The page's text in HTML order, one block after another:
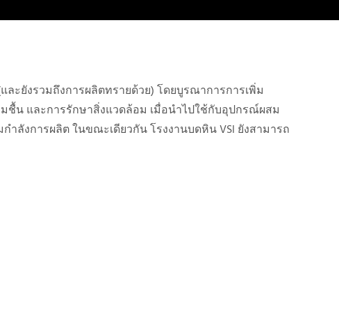
ยังรวมถึงการผลิตทรายด้วย) โดยบูรณาการการเพิ่ม
น และการรักษาสิ่งแวดล้อม เมื่อนำไปใช้กับอุปกรณ์ผสม
งการผลิต ในขณะเดียวกัน โรงงานบดหิน VSI ยังสามารถ